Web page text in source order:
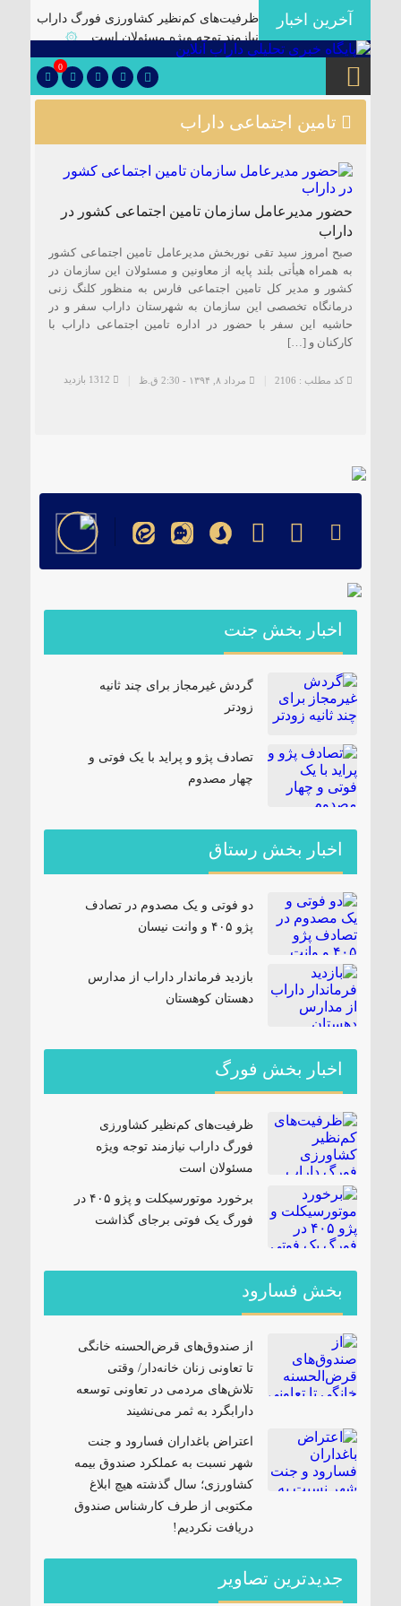
آخرین اخبار
ظرفیت‌های کم‌نظیر کشاورزی فورگ داراب
نیازمند توجه ویژه مسئولان است
۞
برگزاری آیین تودیع و معارفه بخشداران
شهرستان داراب با حضور مدیرکل سیاسی
استانداری فارس
۞
پلمب سه واحد صنفی متخلف در گشت
🔴دارابگرد فارس در مسیر یونسکو/تدوین
دارابگرد
۞
داراب
۞
یک فوتی بر اثر ریزش آوار در معدن منگنز
داراب
۞
باند
0
تامین اجتماعی داراب
حضور مدیرعامل سازمان تامین اجتماعی کشور در
داراب
صبح امروز سید تقی نوربخش مدیرعامل تامین اجتماعی کشور
به همراه هیأتی بلند پایه از معاونین و مسئولان این سازمان در
کشور و مدیر کل تامین اجتماعی فارس به منظور کلنگ زنی
درمانگاه تخصصی این سازمان به شهرستان داراب سفر و در
حاشیه این سفر با حضور در اداره تامین اجتماعی داراب با
کارکنان و […]
کد مطلب : 2106 مرداد ۸, ۱۳۹۴ - 2:30 ق.ظ
اخبار بخش جنت
گردش غیرمجاز برای چند ثانیه
زودتر
تصادف پژو و پراید با یک فوتی و
چهار مصدوم
اخبار بخش رستاق
دو فوتی و یک مصدوم در تصادف
پژو ۴۰۵ و وانت نیسان
بازدید فرماندار داراب از مدارس
دهستان کوهستان
اخبار بخش فورگ
ظرفیت‌های کم‌نظیر کشاورزی
فورگ داراب نیازمند توجه ویژه
مسئولان است
برخورد موتورسیکلت و پژو ۴۰۵ در
فورگ یک فوتی برجای گذاشت
بخش فسارود
از صندوق‌های قرض‌الحسنه خانگی
تا تعاونی زنان خانه‌دار/ وقتی
تلاش‌های مردمی در تعاونی توسعه
دارابگرد به ثمر می‌نشیند
اعتراض باغداران فسارود و جنت
شهر نسبت به عملکرد صندوق بیمه
کشاورزی؛ سال گذشته هیچ ابلاغ
مکتوبی از طرف کارشناس صندوق
دریافت نکردیم!
جدیدترین تصاویر